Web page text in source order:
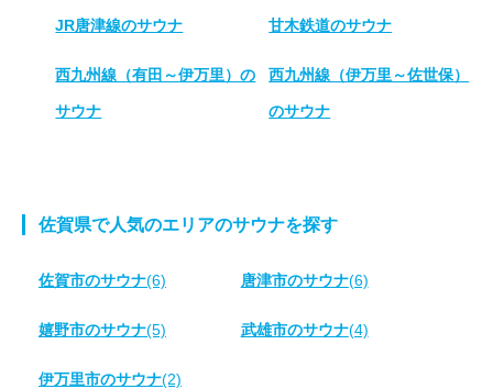
JR唐津線のサウナ 甘木鉄道のサウナ
西九州線（有田～伊万里）の
サウナ
西九州線（伊万里～佐世保）
のサウナ
佐賀県で人気のエリアのサウナを探す
佐賀市のサウナ(6) 唐津市のサウナ(6)
嬉野市のサウナ(5) 武雄市のサウナ(4)
伊万里市のサウナ(2)